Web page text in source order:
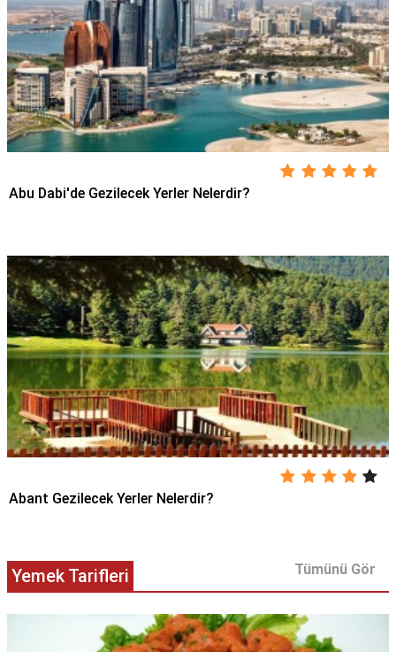
Abu Dabi'de Gezilecek Yerler Nelerdir?
Abant Gezilecek Yerler Nelerdir?
Yemek Tarifleri Tümünü Gör